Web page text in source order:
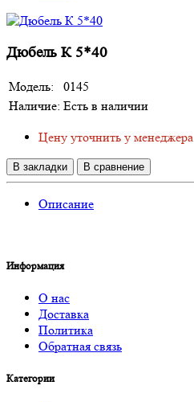
Дюбель К 5*40
Модель:
0145
Наличие: Есть в наличии
Цену уточнить у менеджера
В закладки В сравнение
Описание
Информация
О нас
Доставка
Политика
Обратная связь
Категории